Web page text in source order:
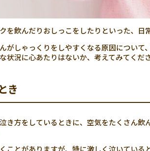
を飲んだりおしっこをしたりといった、日
がしゃっくりをしやすくなる原因につい
状況に心あたりはないか、考えてみてくださ
き
き方をしているときに、空気をたくさん
ことがありますが、特に激しく泣いている